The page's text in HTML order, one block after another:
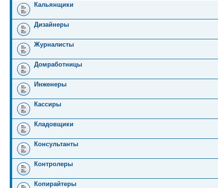
Кальянщики
Дизайнеры
Журналисты
Домработницы
Инженеры
Кассиры
Кладовщики
Консультанты
Контролеры
Копирайтеры